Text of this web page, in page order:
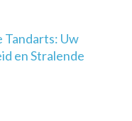
Tandarts: Uw
en Stralende